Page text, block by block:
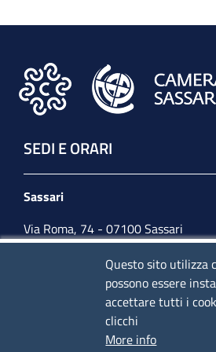
SEDI E ORARI
Sassari
Via Roma, 74 - 07100 Sassari
Tel. 079 2080274
lunedì - venerdì: 10,00 - 13,00;
Questo sito utilizza
possono essere
accettare tutti i
clicchi
More info